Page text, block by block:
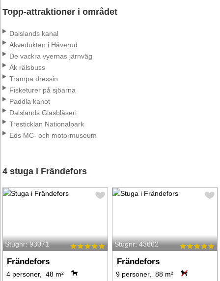
Topp-attraktioner i området
Dalslands kanal
Akvedukten i Håverud
De vackra vyernas järnväg
Åk rälsbuss
Trampa dressin
Fisketurer på sjöarna
Paddla kanot
Dalslands Glasblåseri
Tresticklan Nationalpark
Eds MC- och motormuseum
4 stuga i Frändefors
Stugnr: 93071
Frändefors
4 personer, 48 m²
Stugnr: 43662
Frändefors
9 personer, 88 m²